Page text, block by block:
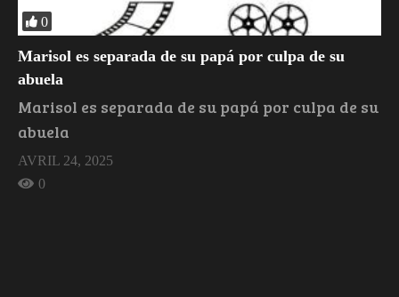
0
Marisol es separada de su papá por culpa de su
abuela
Marisol es separada de su papá por culpa de su
abuela
AVRIL 24, 2025
0